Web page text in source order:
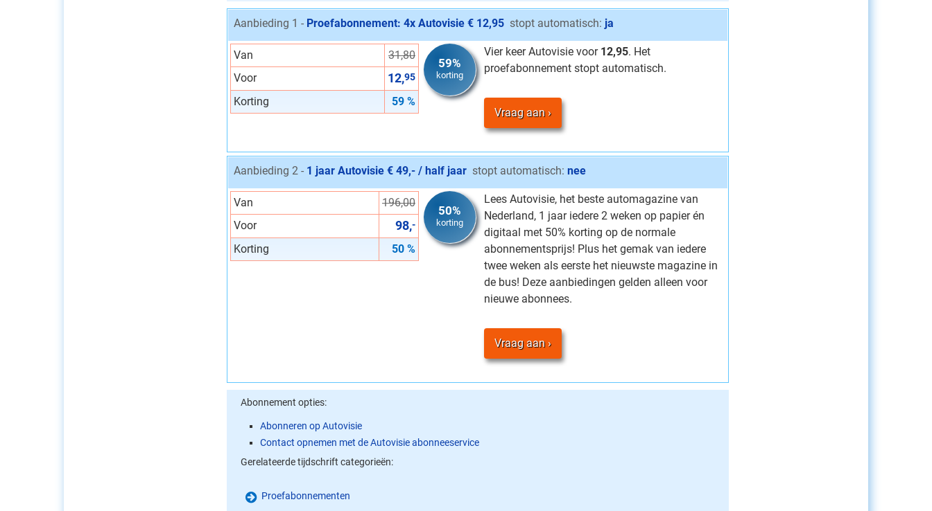
Aanbieding 1 - Proefabonnement: 4x Autovisie € 12,95 stopt automatisch: ja
Van
31,80
Voor
12,95
Korting 59 %
59%
korting
Vier keer Autovisie voor 12,95. Het
proefabonnement stopt automatisch.
Vraag aan
Aanbieding 2 - 1 jaar Autovisie € 49,- / half jaar stopt automatisch: nee
Van
196,00
Voor
98,-
Korting 50 %
50%
korting
Lees Autovisie, het beste automagazine van
Nederland, 1 jaar iedere 2 weken op papier én
digitaal met 50% korting op de normale
abonnementsprijs! Plus het gemak van iedere
twee weken als eerste het nieuwste magazine in
de bus! Deze aanbiedingen gelden alleen voor
nieuwe abonnees.
Vraag aan
Abonnement opties:
Abonneren op Autovisie
Contact opnemen met de Autovisie abonneeservice
Gerelateerde tijdschrift categorieën:
Proefabonnementen